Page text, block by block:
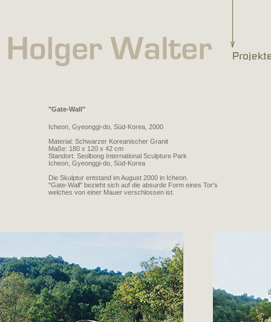
"Gate-Wall"
Icheon, Gyeonggi-do, Süd-Korea, 2000
Material: Schwarzer Koreanischer Granit
Maße: 180 x 120 x 42 cm
Standort: Seolbong International Sculpture Park
Icheon, Gyeonggi-do, Süd-Korea
Die Skulptur entstand im August 2000 in Icheon.
"Gate-Wall" bezieht sich auf die absurde Form eines Tor's
welches von einer Mauer verschlossen ist.